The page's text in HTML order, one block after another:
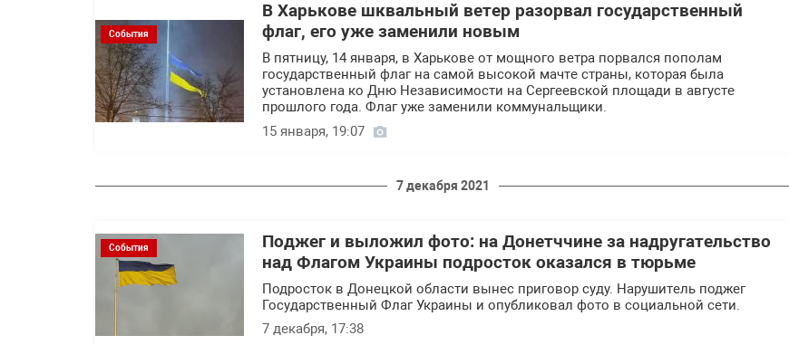
События
В Харькове шквальный ветер разорвал государственный
флаг, его уже заменили новым
В пятницу, 14 января, в Харькове от мощного ветра порвался пополам
государственный флаг на самой высокой мачте страны, которая была
установлена ко Дню Независимости на Сергеевской площади в августе
прошлого года. Флаг уже заменили коммунальщики.
15 января, 19:07
7 декабря 2021
События
Поджег и выложил фото: на Донетччине за надругательство
над Флагом Украины подросток оказался в тюрьме
Подросток в Донецкой области вынес приговор суду. Нарушитель поджег
Государственный Флаг Украины и опубликовал фото в социальной сети.
7 декабря, 17:38